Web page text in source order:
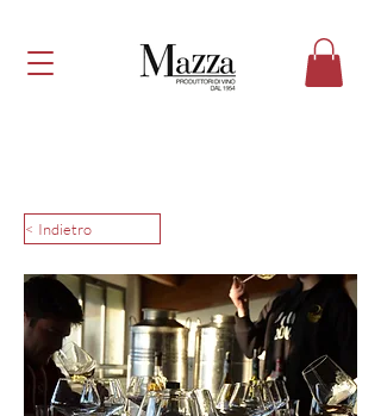
< Indietro